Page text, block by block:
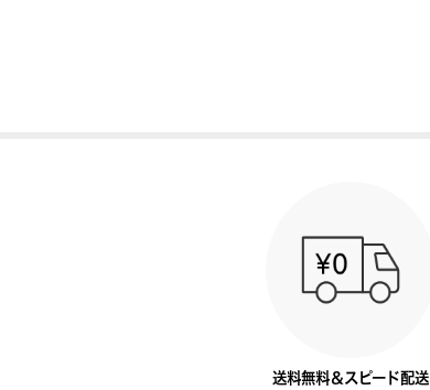
送料無料＆スピード配送